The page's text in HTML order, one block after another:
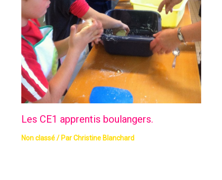
Les CE1 apprentis boulangers.
Non classé/ ParChristine Blanchard